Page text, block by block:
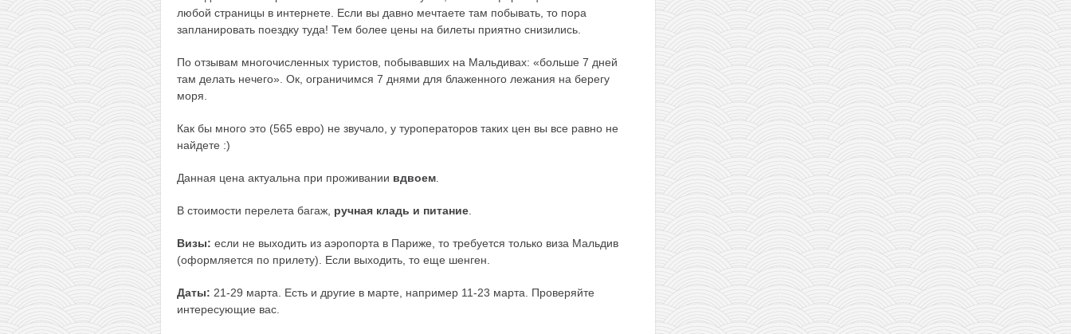
любой страницы в интернете. Если вы давно мечтаете там побывать, то пора
запланировать поездку туда! Тем более цены на билеты приятно снизились.
По отзывам многочисленных туристов, побывавших на Мальдивах: «больше 7 дней
там делать нечего». Ок, ограничимся 7 днями для блаженного лежания на берегу
моря.
Как бы много это (565 евро) не звучало, у туроператоров таких цен вы все равно не
найдете :)
Данная цена актуальна при проживании вдвоем
В стоимости перелета багаж, ручная кладь и питание
Визы: если не выходить из аэропорта в Париже, то требуется только виза Мальдив
(оформляется по прилету). Если выходить, то еще шенген.
Даты: 21-29 марта. Есть и другие в марте, например 11-23 марта. Проверяйте
интересующие вас.